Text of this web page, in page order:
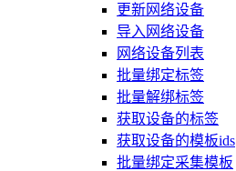
更新网络设备
导入网络设备
网络设备列表
批量绑定标签
批量解绑标签
获取设备的标签
获取设备的模板ids
批量绑定采集模板